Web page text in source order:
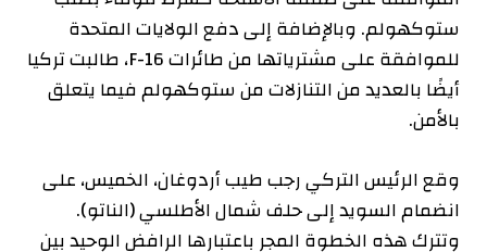
ستوكهولم. وبالإضافة إلى دفع الولايات المتحدة
للموافقة على مشترياتها من طائرات F-16، طالبت تركيا
أيضًا بالعديد من التنازلات من ستوكهولم فيما يتعلق
بالأمن.
وقع الرئيس التركي رجب طيب أردوغان، الخميس، على
انضمام السويد إلى حلف شمال الأطلسي (الناتو).
وتترك هذه الخطوة المجر باعتبارها الرافض الوحيد بين